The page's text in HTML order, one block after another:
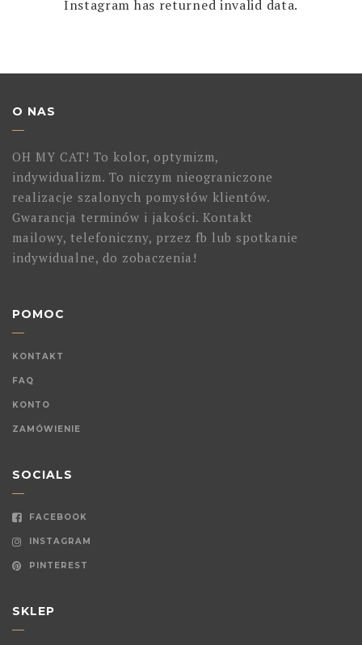
Instagram has returned invalid data.
O NAS
OH MY CAT! To kolor, optymizm,
indywidualizm. To niczym nieograniczone
realizacje szalonych pomysłów klientów.
Gwarancja terminów i jakości. Kontakt
mailowy, telefoniczny, przez fb lub spotkanie
indywidualne, do zobaczenia!
POMOC
KONTAKT
FAQ
KONTO
ZAMÓWIENIE
SOCIALS
FACEBOOK
INSTAGRAM
PINTEREST
SKLEP